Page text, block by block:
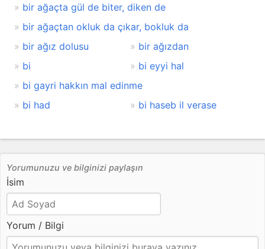
bir ağaçta gül de biter, diken de
bir ağaçtan okluk da çıkar, bokluk da
bir ağız dolusu
bir ağızdan
bi
bi eyyi hal
bi gayri hakkın mal edinme
bi had
bi haseb il verase
Yorumunuzu ve bilginizi paylaşın
İsim
Yorum / Bilgi